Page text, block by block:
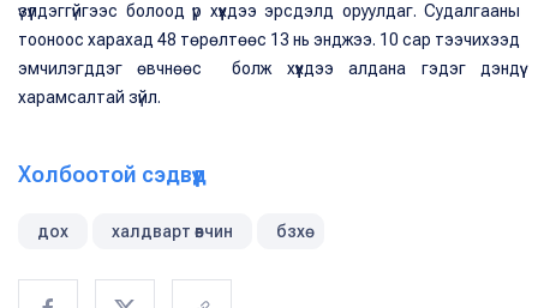
үзүүлдэггүйгээс болоод үр хүүхдээ эрсдэлд оруулдаг. Судалгааны
тооноос харахад 48 төрөлтөөс 13 нь энджээ. 10 сар тээчихээд
эмчилэгддэг өвчнөөс болж хүүхдээ алдана гэдэг дэндүү
харамсалтай зүйл.
Холбоотой сэдвүүд
дох халдварт өвчин бзхө